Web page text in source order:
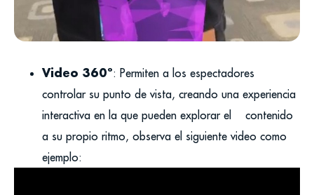
Video 360º: Permiten a los espectadores
controlar su punto de vista, creando una experiencia
interactiva en la que pueden explorar el contenido
a su propio ritmo, observa el siguiente video como
ejemplo: